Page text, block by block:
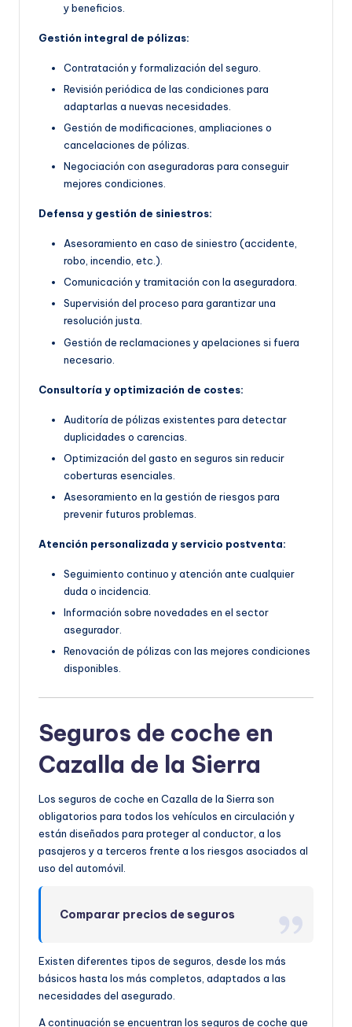
y beneficios.
Gestión integral de pólizas:
Contratación y formalización del seguro.
Revisión periódica de las condiciones para
adaptarlas a nuevas necesidades.
Gestión de modificaciones, ampliaciones o
cancelaciones de pólizas.
Negociación con aseguradoras para conseguir
mejores condiciones.
Defensa y gestión de siniestros:
Asesoramiento en caso de siniestro (accidente,
robo, incendio, etc.).
Comunicación y tramitación con la aseguradora.
Supervisión del proceso para garantizar una
resolución justa.
Gestión de reclamaciones y apelaciones si fuera
necesario.
Consultoría y optimización de costes:
Auditoría de pólizas existentes para detectar
duplicidades o carencias.
Optimización del gasto en seguros sin reducir
coberturas esenciales.
Asesoramiento en la gestión de riesgos para
prevenir futuros problemas.
Atención personalizada y servicio postventa:
Seguimiento continuo y atención ante cualquier
duda o incidencia.
Información sobre novedades en el sector
asegurador.
Renovación de pólizas con las mejores condiciones
disponibles.
Seguros de coche en
Cazalla de la Sierra
Los seguros de coche en Cazalla de la Sierra son
obligatorios para todos los vehículos en circulación y
están diseñados para proteger al conductor, a los
pasajeros y a terceros frente a los riesgos asociados al
uso del automóvil.
Comparar precios de seguros
Existen diferentes tipos de seguros, desde los más
básicos hasta los más completos, adaptados a las
necesidades del asegurado.
A continuación se encuentran los seguros de coche que